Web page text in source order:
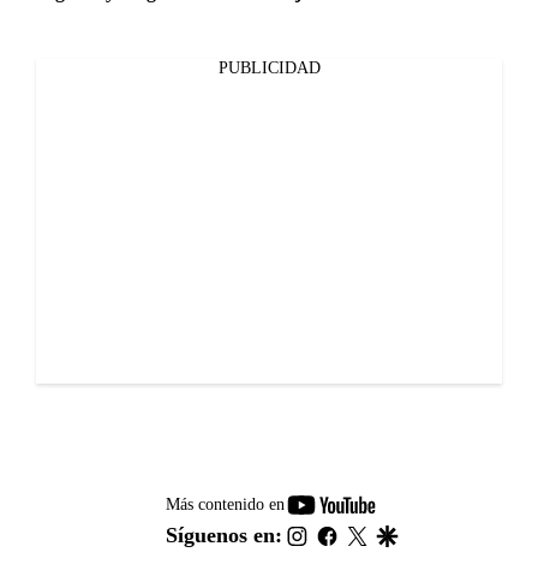
PUBLICIDAD
Más contenido en
youtube-
footer
Síguenos en: instagram
facebook
twitter